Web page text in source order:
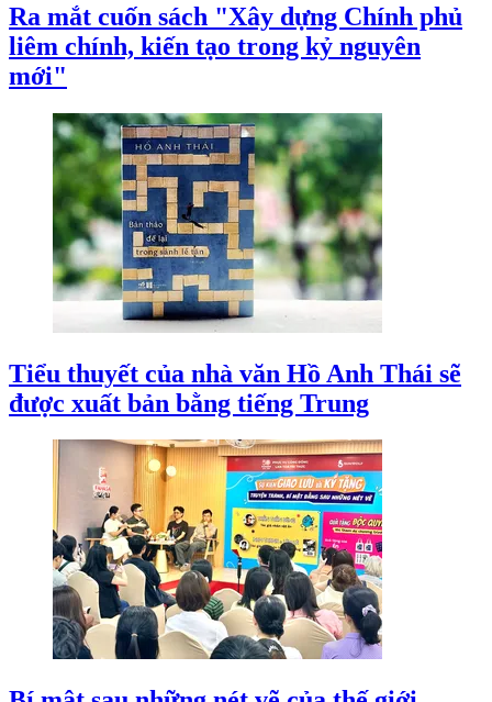
Ra mắt cuốn sách "Xây dựng Chính phủ
liêm chính, kiến tạo trong kỷ nguyên
mới"
Tiểu thuyết của nhà văn Hồ Anh Thái sẽ
được xuất bản bằng tiếng Trung